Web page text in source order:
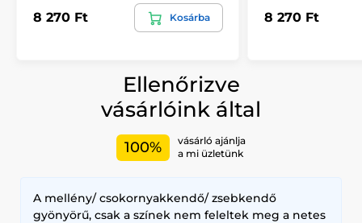
8 270 Ft Kosárba 8 270 Ft
Ellenőrizve
vásárlóink által
100%
vásárló ajánlja
a mi üzletünk
A mellény/ csokornyakkendő/ zsebkendő
gyönyörű, csak a színek nem feleltek meg a netes